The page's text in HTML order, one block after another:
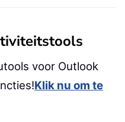
voor Outlook
Klik nu om te